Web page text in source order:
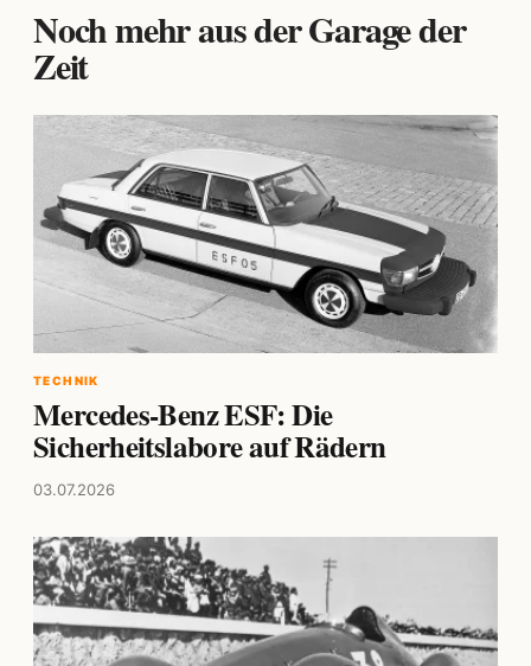
Noch mehr aus der Garage der
Zeit
TECHNIK
Mercedes-Benz ESF: Die
Sicherheitslabore auf Rädern
03.07.2026